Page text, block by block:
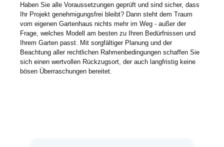
Haben Sie alle Voraussetzungen geprüft und sind sicher, dass
Ihr Projekt genehmigungsfrei bleibt? Dann steht dem Traum
vom eigenen Gartenhaus nichts mehr im Weg - außer der
Frage, welches Modell am besten zu Ihren Bedürfnissen und
Ihrem Garten passt. Mit sorgfältiger Planung und der
Beachtung aller rechtlichen Rahmenbedingungen schaffen Sie
sich einen wertvollen Rückzugsort, der auch langfristig keine
bösen Überraschungen bereitet.